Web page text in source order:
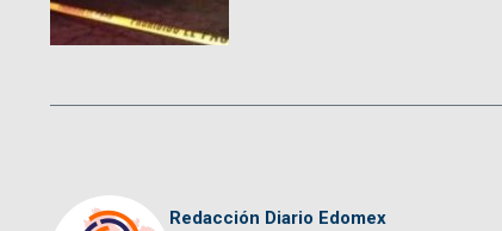
Redacción Diario Edomex